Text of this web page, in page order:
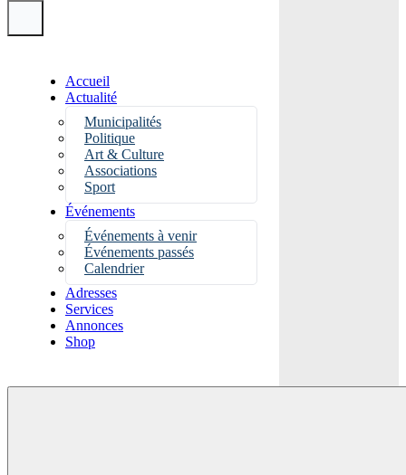
Accueil
Actualité
Municipalités
Politique
Art & Culture
Associations
Sport
Événements
Événements à venir
Événements passés
Calendrier
Adresses
Services
Annonces
Shop